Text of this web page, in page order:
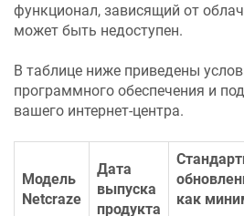
функционал, зависящий от
может быть недоступен.
В таблице ниже приведены
программного обеспечения и
вашего интернет-центра.
Модель
Netcraze
Дата
выпуска
продукта
как